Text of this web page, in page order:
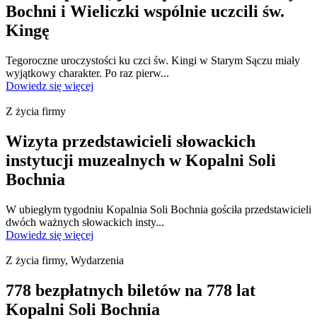
Bochni i Wieliczki wspólnie uczcili św.
Kingę
Tegoroczne uroczystości ku czci św. Kingi w Starym Sączu miały
wyjątkowy charakter. Po raz pierw...
Dowiedz się więcej
Z życia firmy
Wizyta przedstawicieli słowackich
instytucji muzealnych w Kopalni Soli
Bochnia
W ubiegłym tygodniu Kopalnia Soli Bochnia gościła przedstawicieli
dwóch ważnych słowackich insty...
Dowiedz się więcej
Z życia firmy, Wydarzenia
778 bezpłatnych biletów na 778 lat
Kopalni Soli Bochnia